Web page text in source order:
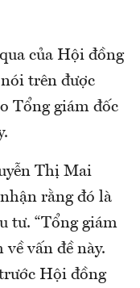
của Hội đồng
trên được
Tổng giám đốc
Thị Mai
rằng đó là
tư. “Tổng giám
vấn đề này.
Hội đồng